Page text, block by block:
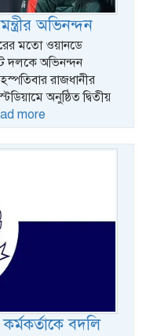
অভিনন্দন
মতো ওয়ানডে
দলকে অভিনন্দন
রাজধানীর
অনুষ্ঠিত দ্বিতীয়
more
বদলি